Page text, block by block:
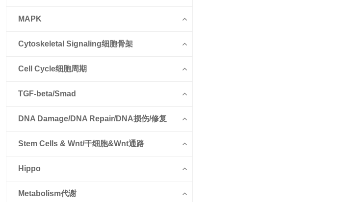
MAPK
Cytoskeletal Signaling细胞骨架
Cell Cycle细胞周期
TGF-beta/Smad
DNA Damage/DNA Repair/DNA损伤/修复
Stem Cells & Wnt/干细胞&Wnt通路
Hippo
Metabolism代谢